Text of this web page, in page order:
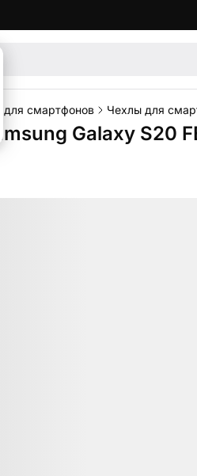
для смартфонов Чехлы для
Galaxy S20